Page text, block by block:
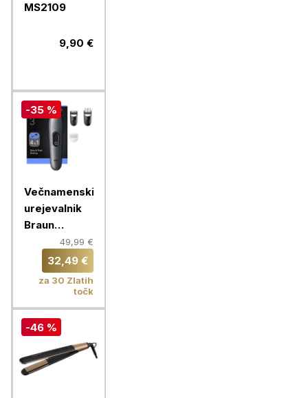
MS2109
9,90 €
-35 %
Večnamenski
urejevalnik
Braun
Multigroomer
AIO 3500
49,99 €
32,49 €
za 30 Zlatih
točk
-46 %